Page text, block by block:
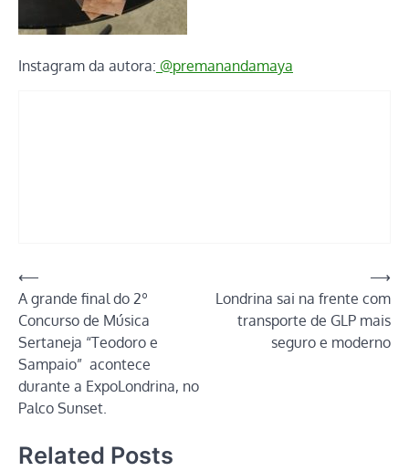
Instagram da autora: @premanandamaya
Navegação
de
Post
⟵
A grande final do 2º
Concurso de Música
Sertaneja “Teodoro e
Sampaio” acontece
durante a ExpoLondrina, no
Palco Sunset.
Londrina sai na frente com
transporte de GLP mais
seguro e moderno
⟶
Related Posts